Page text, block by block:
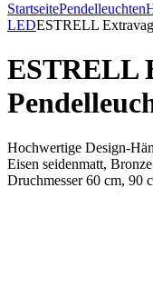
StartseitePendelleuchten
LEDESTRELL
ESTRELL
Hochwertige Design-
Eisen seidenmatt,
Druchmesser 60 cm, 90